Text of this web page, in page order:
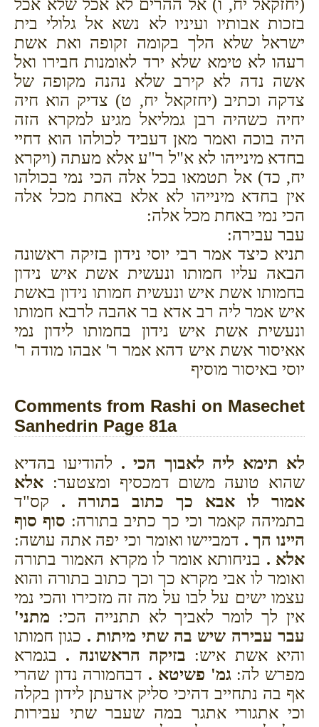
(יחזקאל יח, ו) אל ההרים לא אכל שלא אכל
בזכות אבותיו ועיניו לא נשא אל גלולי בית
ישראל שלא הלך בקומה זקופה ואת אשת
רעהו לא טימא שלא ירד לאומנות חבירו ואל
אשה נדה לא קירב שלא נהנה מקופה של
צדקה וכתיב (יחזקאל יח, ט) צדיק הוא חיה
יחיה כשהיה רבן גמליאל מגיע למקרא הזה
היה בוכה ואמר מאן דעביד לכולהו הוא דחיי
בחדא מינייהו לא א"ל ר"ע אלא מעתה (ויקרא
יח, כד) אל תטמאו בכל אלה הכי נמי בכולהו
אין בחדא מינייהו לא אלא באחת מכל אלה
הכי נמי באחת מכל אלה:
עבר עבירה:
תניא כיצד אמר רבי יוסי נידון בזיקה ראשונה
הבאה עליו חמותו ונעשית אשת איש נידון
בחמותו אשת איש ונעשית חמותו נידון באשת
איש אמר ליה רב אדא בר אהבה לרבא חמותו
ונעשית אשת איש נידון בחמותו לידון נמי
אאיסור אשת איש דהא אמר ר' אבהו מודה ר'
יוסי באיסור מוסיף
Comments from Rashi on Masechet
Sanhedrin Page 81a
לא תימא ליה לאבוך הכי . להודיעו בהדיא
שהוא טועה משום דמכסיף ומצטער: אלא
אמור לו אבא כך כתוב בתורה . קס"ד
בתמיהה קאמר וכי כך כתיב בתורה: סוף סוף
היינו הך . דמביישו ואומר וכי יפה אתה עושה:
אלא . בניחותא אומר לו מקרא האמור בתורה
ואומר לו אבי מקרא כך וכך כתוב בתורה והוא
עצמו ישים על לבו על מה זה מזכירו והכי נמי
אין לך לומר לאביך לא תתנייה הכי: מתני'
עבר עבירה שיש בה שתי מיתות . כגון חמותו
והיא אשת איש: בזיקה הראשונה . בגמרא
מפרש לה:גמ' פשיטא . דבחמורה נדון שהרי
אף בה נתחייב דהיכי סליק אדעתן לידון בקלה
וכי אתגורי אתגר במה שעבר שתי עבירות